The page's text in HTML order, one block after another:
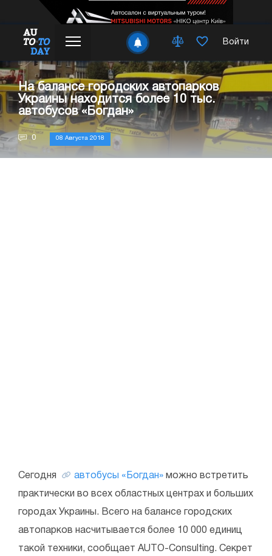
Войти
На балансе городских автопарков
Украины находится более 10 тыс.
автобусов «Богдан»
0 08 Августа 2018
Сегодня автобусы «Богдан» можно встретить
практически во всех областных центрах и больших
городах Украины. Всего на балансе городских
автопарков насчитывается более 10 000 единиц
такой техники, сообщает AUTO-Consulting. Секрет